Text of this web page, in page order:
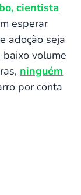
cientista
esperar
adoção seja
volume
ninguém
por conta